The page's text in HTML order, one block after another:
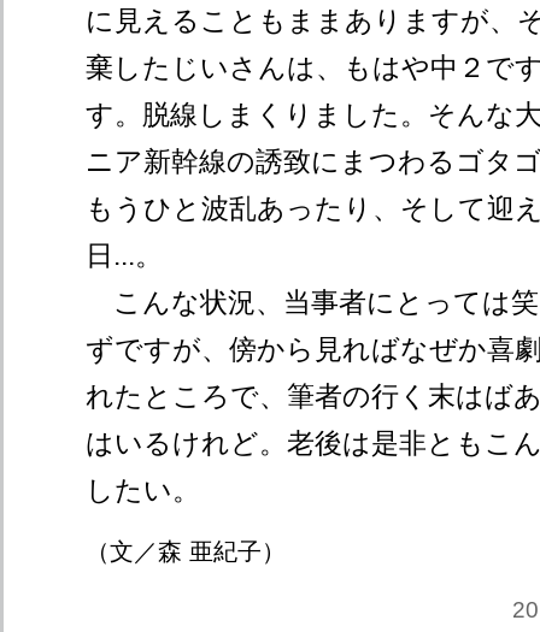
に見えることもままありますが、
棄したじいさんは、もはや中２で
す。脱線しまくりました。そんな
ニア新幹線の誘致にまつわるゴタ
もうひと波乱あったり、そして迎
日...。
こんな状況、当事者にとっては
ずですが、傍から見ればなぜか喜
れたところで、筆者の行く末はば
はいるけれど。老後は是非ともこ
したい。
（文／森 亜紀子）